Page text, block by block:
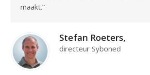
maakt.”
Stefan Roeters,
directeur Syboned